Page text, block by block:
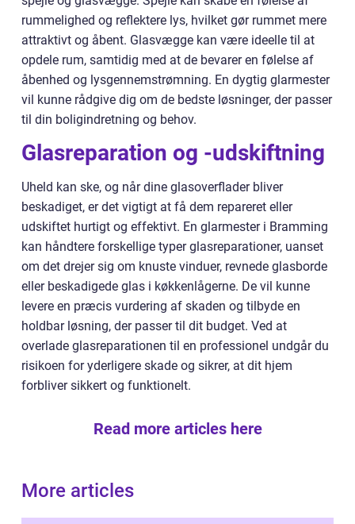
rummelighed og reflektere lys, hvilket gør rummet mere
attraktivt og åbent. Glasvægge kan være ideelle til at
opdele rum, samtidig med at de bevarer en følelse af
åbenhed og lysgennemstrømning. En dygtig glarmester
vil kunne rådgive dig om de bedste løsninger, der passer
til din boligindretning og behov.
Glasreparation og -udskiftning
Uheld kan ske, og når dine glasoverflader bliver
beskadiget, er det vigtigt at få dem repareret eller
udskiftet hurtigt og effektivt. En glarmester i Bramming
kan håndtere forskellige typer glasreparationer, uanset
om det drejer sig om knuste vinduer, revnede glasborde
eller beskadigede glas i køkkenlågerne. De vil kunne
levere en præcis vurdering af skaden og tilbyde en
holdbar løsning, der passer til dit budget. Ved at
overlade glasreparationen til en professionel undgår du
risikoen for yderligere skade og sikrer, at dit hjem
forbliver sikkert og funktionelt.
Read more articles here
More articles